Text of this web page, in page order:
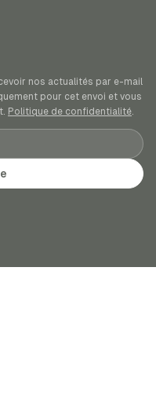
nos actualités par e-mail
pour cet envoi et vous
Politique de confidentialité.